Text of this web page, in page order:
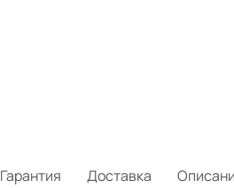
Гарантия Доставка